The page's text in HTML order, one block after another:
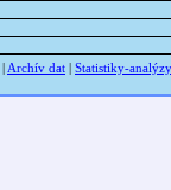
| Archív dat | Statistiky-analýzy